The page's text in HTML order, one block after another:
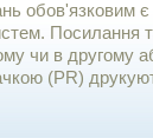
обов'язковим
Посилання
чи в другому
(PR)